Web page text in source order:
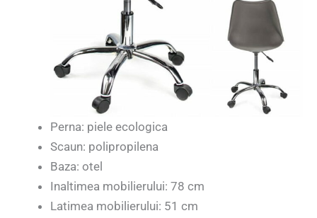
Perna: piele ecologica
Scaun: polipropilena
Baza: otel
Inaltimea mobilierului: 78 cm
Latimea mobilierului: 51 cm